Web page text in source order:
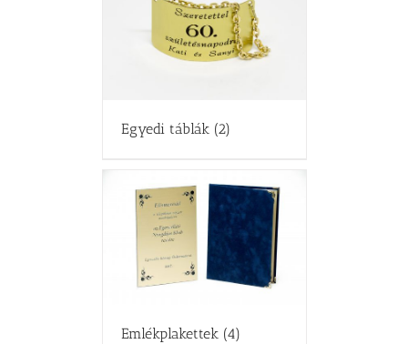
Egyedi táblák (2)
Emlékplakettek (4)